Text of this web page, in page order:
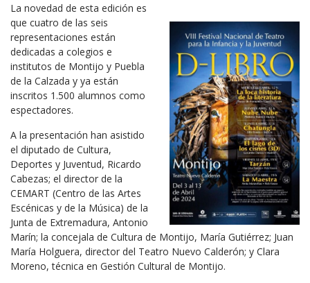
La novedad de esta edición es
que cuatro de las seis
representaciones están
dedicadas a colegios e
institutos de Montijo y Puebla
de la Calzada y ya están
inscritos 1.500 alumnos como
espectadores.
A la presentación han asistido
el diputado de Cultura,
Deportes y Juventud, Ricardo
Cabezas; el director de la
CEMART (Centro de las Artes
Escénicas y de la Música) de la
Junta de Extremadura, Antonio
Marín; la concejala de Cultura de Montijo, María Gutiérrez; Juan
María Holguera, director del Teatro Nuevo Calderón; y Clara
Moreno, técnica en Gestión Cultural de Montijo.